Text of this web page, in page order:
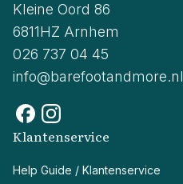
Kleine Oord 86
6811HZ Arnhem
026 737 04 45
info@barefootandmore.nl
Klantenservice
Help Guide / Klantenservice